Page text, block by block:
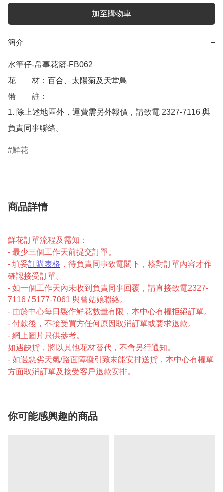
加至購物車
簡介 −
水筆仔-帛事花籃-FB062
花　　材：百合、太陽菊及天堂鳥
備　　註：
1. 除上述地區外，運費需另外報價，請致電 2327-7116 與
負責同事聯絡。
鮮花
商品詳情
鮮花訂單流程及需知：
- 最少三個工作天前提交訂單。
- 填妥訂購表格 ，待負責同事致電閣下，核對訂單內容才作
確認接受訂單。
- 如一個工作天內未收到負責同事回覆，請直接致電2327-
7116 / 5177-7061 與曾姑娘聯絡。
- 由於中心每日製作鮮花數量有限，本中心有權拒絕訂單。
- 付款後，不接受買方任何原因取消訂單或要求退款。
- 網上圖片只供參考。
如遇缺貨，將以其他花材替代，不會另行通知。
- 如遇惡劣天氣/路面障礙引致未能安排送貨，本中心有權單
方面取消訂單及接受客戶退款安排。
你可能感興趣的商品